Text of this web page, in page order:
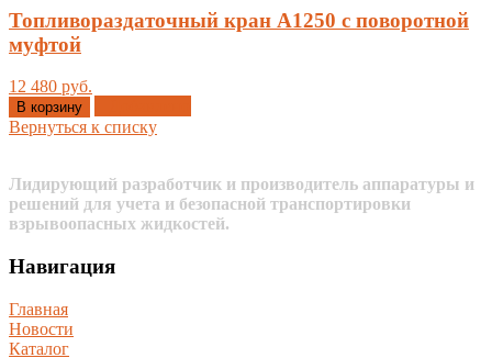
Топливораздаточный кран A1250 с поворотной
муфтой
12 480 руб.
В корзину
Вернуться к списку
Лидирующий разработчик и производитель аппаратуры и
решений для учета и безопасной транспортировки
взрывоопасных жидкостей.
Навигация
Главная
Новости
Каталог